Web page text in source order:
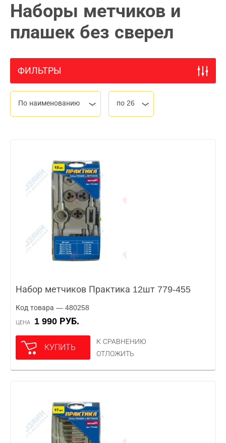
Наборы метчиков и
плашек без сверел
ФИЛЬТРЫ
По наименованию по 26
Набор метчиков Практика 12шт 779-455
Код товара — 480258
ЦЕНА 1 990 РУБ.
КУПИТЬ
К СРАВНЕНИЮ
ОТЛОЖИТЬ